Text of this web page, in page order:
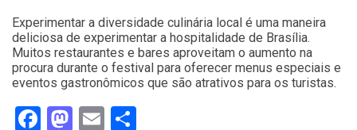
Experimentar a diversidade culinária local é uma maneira
deliciosa de experimentar a hospitalidade de Brasília.
Muitos restaurantes e bares aproveitam o aumento na
procura durante o festival para oferecer menus especiais e
eventos gastronômicos que são atrativos para os turistas.
Facebook
Mastodon
Email